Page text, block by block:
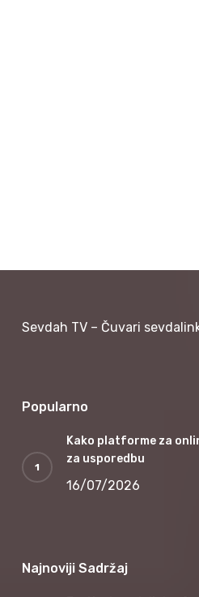
Sevdah TV – Čuvari
Popularno
Kako platforme za
za usporedbu
16/07/2026
Najnoviji Sadržaj